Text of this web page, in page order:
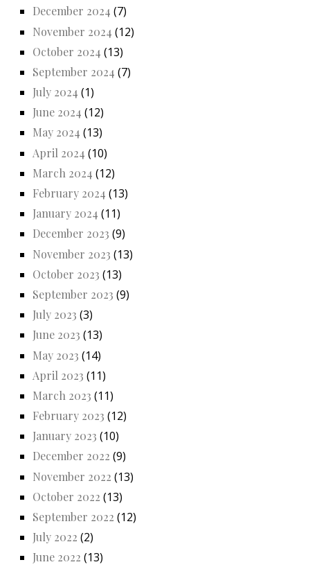
December 2024 (7)
November 2024 (12)
October 2024 (13)
September 2024 (7)
July 2024 (1)
June 2024 (12)
May 2024 (13)
April 2024 (10)
March 2024 (12)
February 2024 (13)
January 2024 (11)
December 2023 (9)
November 2023 (13)
October 2023 (13)
September 2023 (9)
July 2023 (3)
June 2023 (13)
May 2023 (14)
April 2023 (11)
March 2023 (11)
February 2023 (12)
January 2023 (10)
December 2022 (9)
November 2022 (13)
October 2022 (13)
September 2022 (12)
July 2022 (2)
June 2022 (13)